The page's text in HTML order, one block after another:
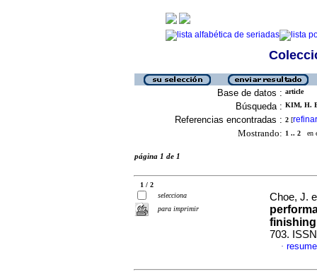
Base de datos : article
Búsqueda : KIM, H.
Referencias encontradas : 2 [refinar
Mostrando: 1 .. 2 en
página 1 de 1
1 / 2
selecciona
para imprimir
Choe, J.
703.
·